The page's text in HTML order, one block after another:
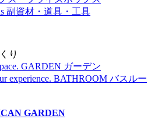
副資材・道具・工具
り
GARDEN ガーデン
experience. BATHROOM バスルー
GARDEN